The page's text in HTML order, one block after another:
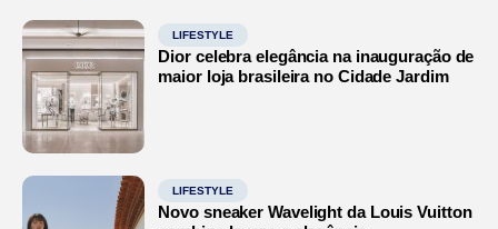
LIFESTYLE
Dior celebra elegância na inauguração de
maior loja brasileira no Cidade Jardim
LIFESTYLE
Novo sneaker Wavelight da Louis Vuitton